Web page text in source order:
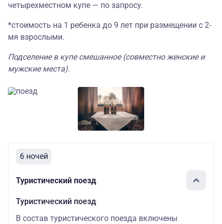
четырехместном купе — по запросу.
*стоимость на 1 ребенка до 9 лет при размещении с 2-
мя взрослыми.
Подселение в купе смешанное (совместно женские и
мужские места).
6 ночей
Туристический поезд
Туристический поезд
В состав туристического поезда включены